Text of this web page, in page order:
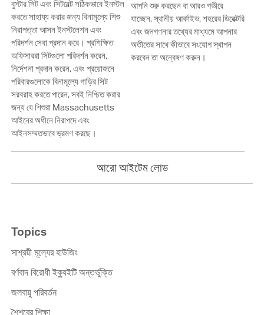
বুস্টার সিট এবং সিটবেল্ট সঠিকভাবে ইনস্টল
করতে সাহায্য করার জন্য বিনামূল্যে শিশু
নিরাপত্তা আসন ইনস্টলেশন এবং
পরিদর্শন সেবা প্রদান করে। প্রশিক্ষিত
অফিসাররা সিটগুলো পরিদর্শন করেন,
নির্দেশনা প্রদান করেন, এবং প্রয়োজনে
পরিবারগুলোকে বিনামূল্যে গাড়ির সিট
সরবরাহ করতে পারেন, সবই নিশ্চিত করার
জন্য যে শিশুরা Massachusetts
আইনের অধীনে নিরাপদে এবং
আইনসম্মতভাবে ভ্রমণ করছে।
আপনি শুরু করছেন বা আরও গভীরে
যাচ্ছেন, স্থানীয় আর্কাইভ, শহরের ডিরেক্টরি
এবং জনগণনার তথ্যের মাধ্যমে আপনার
অতীতের সাথে কীভাবে সংযোগ স্থাপন
করবেন তা অন্বেষণ করুন।
আরো আইটেম লোড
Topics
সাশ্রয়ী মূল্যের হাউজিং
বর্ণবাদ বিরোধী ইক্যুইটি অন্তর্ভুক্তি
জলবায়ু পরিবর্তন
শৈশবের শিক্ষা